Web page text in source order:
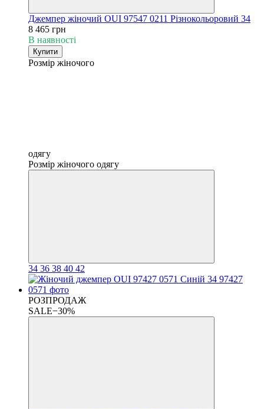
Джемпер жіночий OUI 97547 0211 Різнокольоровий 34
8 465 грн
В наявності
Купити
Розмір жіночого
одягу
Розмір жіночого одягу
34 36 38 40 42
РОЗПРОДАЖ
SALE−30%